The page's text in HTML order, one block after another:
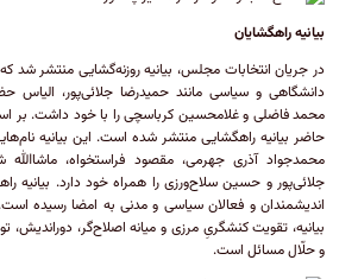
بیانیه راهگشایان
در جریان انتخابات مجلس، بیانیه روزنه‌گشایی منتشر شد
دانشگاهی و سیاسی مانند حمیدرضا جلائی‌پور، الیاس
محمد فاضلی و غلامحسین کرباسچی را با خود داشت. بر
حاضر بیانیه راهگشایی منتشر شده است. این بیانیه
محمدجواد آذری جهرمی، مقصود فراستخواه،
اندیشمندان و فعالان سیاسی و مدنی به امضا رسیده
بیانیه، تقویت کنشگریِ مرزی و میانه اصلاح‌گر، دوراندیش،
و حلّال مسائل است.